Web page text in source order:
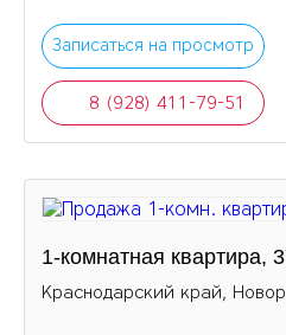
Записаться на просмотр
8 (928) 411-79-51
1-комнатная квартира,
Краснодарский край,